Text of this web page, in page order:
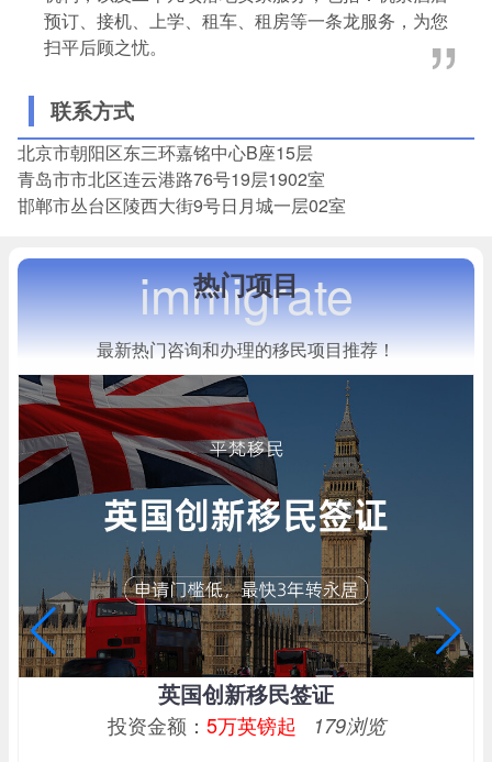
预订、接机、上学、租车、租房等一条龙服务，为您
扫平后顾之忧。
联系方式
北京市朝阳区东三环嘉铭中心B座15层
青岛市市北区连云港路76号19层1902室
邯郸市丛台区陵西大街9号日月城一层02室
热门项目
immigrate
最新热门咨询和办理的移民项目推荐！
英国创新移民签证
投资金额： 5万英镑起 179浏览